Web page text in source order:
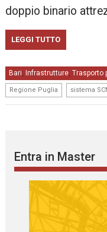
doppio binario
LEGGI TUTTO
Bari, Infrastrutture,Trasporto
Regione Puglia sistema
Entra in Master